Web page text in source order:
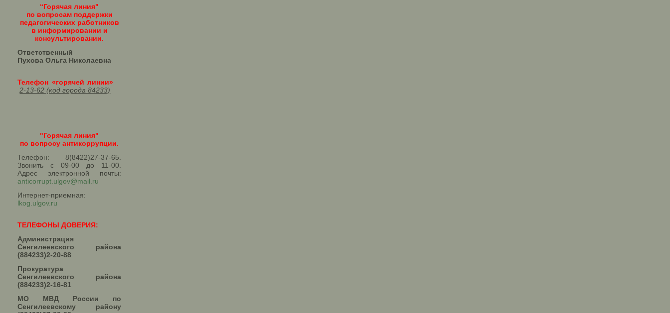
“Горячая линия"
по вопросам поддержки
педагогических работников
в информировании и
консультировании.
Ответственный
Пухова Ольга Николаевна
Телефон «горячей линии»
2-13-62 (код города 84233)
"Горячая линия"
по вопросу антикоррупции.
Телефон: 8(8422)27-37-65.
Звонить с 09-00 до 11-00.
Адрес электронной почты:
anticorrupt.ulgov@mail.ru
Интернет-приемная:
lkog.ulgov.ru
ТЕЛЕФОНЫ ДОВЕРИЯ:
Администрация
Сенгилеевского района
(884233)2-20-88
Прокуратура
Сенгилеевского района
(884233)2-16-81
МО МВД России по
Сенгилеевскому району